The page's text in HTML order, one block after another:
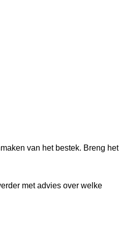
van het bestek. Breng het
met advies over welke